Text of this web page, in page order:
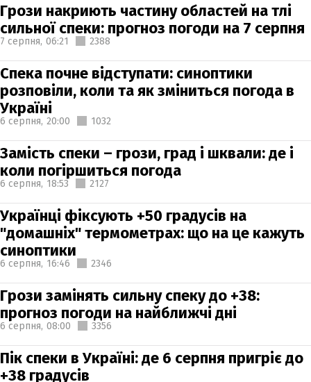
Грози накриють частину областей на тлі
сильної спеки: прогноз погоди на 7 серпня
7 серпня, 06:21 2388
Спека почне відступати: синоптики
розповіли, коли та як зміниться погода в
Україні
6 серпня, 20:00 1032
Замість спеки – грози, град і шквали: де і
коли погіршиться погода
6 серпня, 18:53 2127
Українці фіксують +50 градусів на
"домашніх" термометрах: що на це кажуть
синоптики
6 серпня, 16:46 2346
Грози замінять сильну спеку до +38:
прогноз погоди на найближчі дні
6 серпня, 08:00 3356
Пік спеки в Україні: де 6 серпня пригріє до
+38 градусів